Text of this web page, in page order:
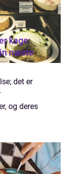
kage:
næste
det er
og deres